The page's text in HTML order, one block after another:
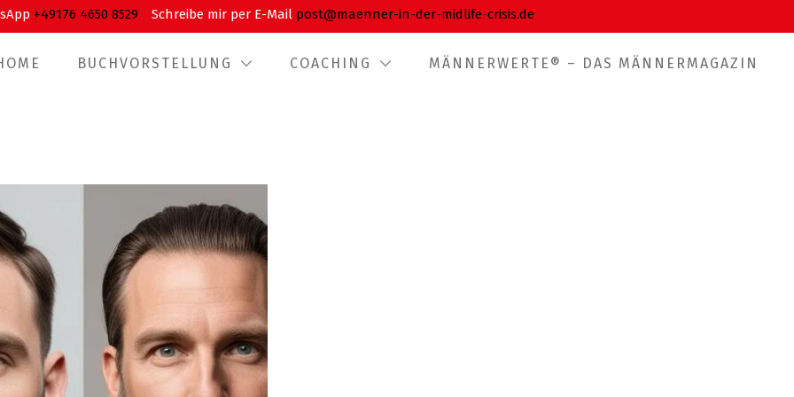
+49176 4650 8529 Schreibe mir per E-Mail post@maenner-in-der-midlife-crisis.de
BUCHVORSTELLUNG COACHING MÄNNERWERTE® – DAS MÄNNERMAGAZIN